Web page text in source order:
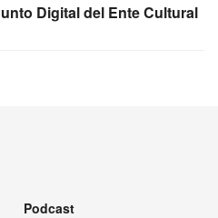
Digital del Ente Cultural
Podcast